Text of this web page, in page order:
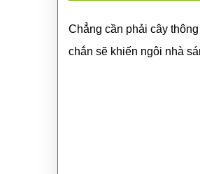
Chẳng cần phải cây
chắn sẽ khiến ngôi nhà